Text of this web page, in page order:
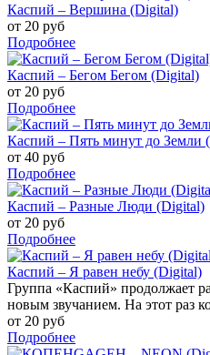
Каспий – Вершина (Digital)
от 20 руб
Подробнее
Каспий – Бегом Бегом (Digital)
от 20 руб
Подробнее
Каспий – Пять минут до Земли
от 40 руб
Подробнее
Каспий – Разные Люди (Digital)
от 20 руб
Подробнее
Каспий – Я равен небу (Digital)
Группа «Каспий» продолжает
новым звучанием. На этот раз
от 20 руб
Подробнее